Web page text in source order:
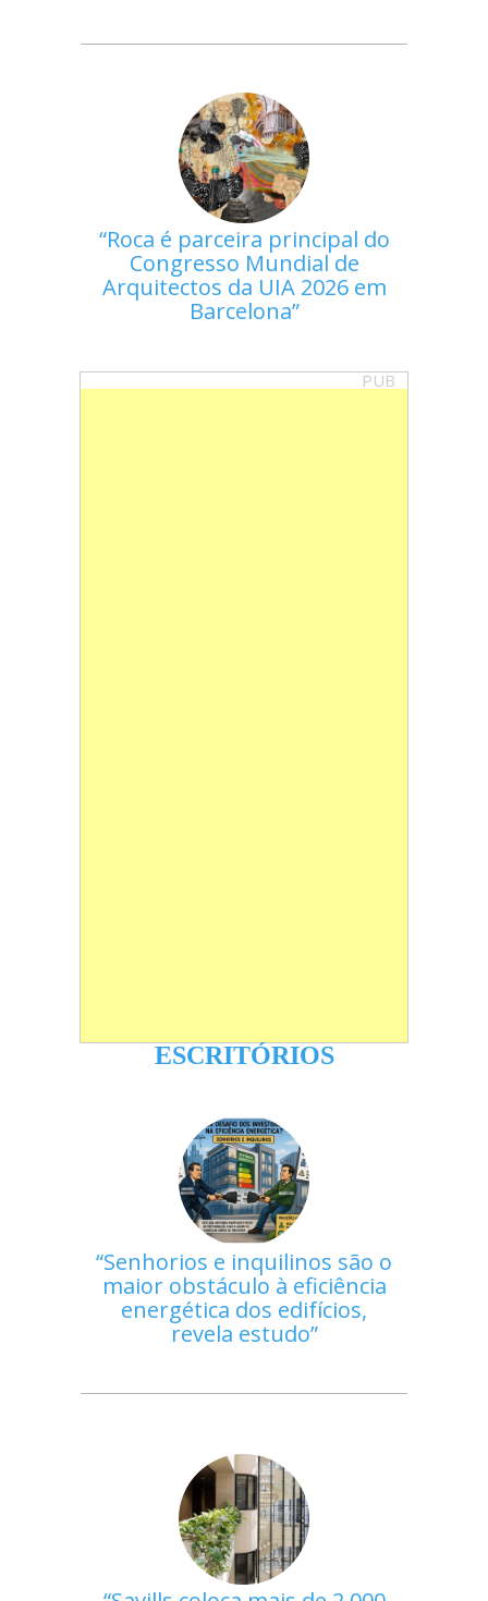
Roca é parceira principal do
Congresso Mundial de
Arquitectos da UIA 2026 em
Barcelona
PUB
ESCRITÓRIOS
Senhorios e inquilinos são o
maior obstáculo à eficiência
energética dos edifícios,
revela estudo